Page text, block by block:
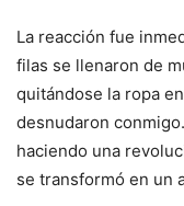
La reacción fue
filas se llenaron de
quitándose la ropa
desnudaron
haciendo una
se transformó en un